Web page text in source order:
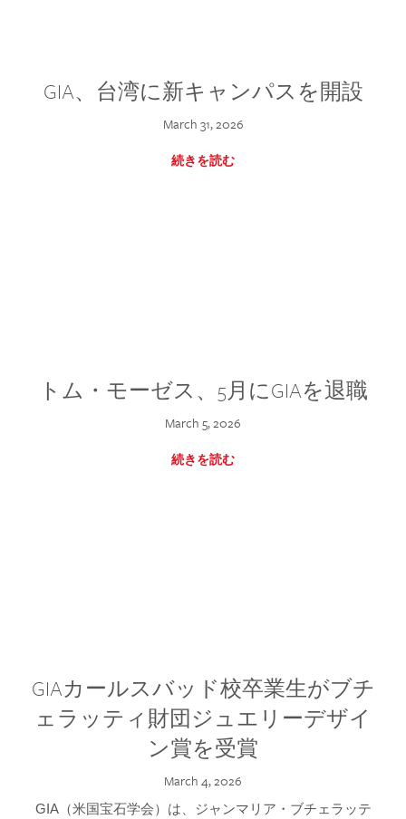
GIA、台湾に新キャンパスを開設
March 31, 2026
続きを読む
トム・モーゼス、5月にGIAを退職
March 5, 2026
続きを読む
GIAカールスバッド校卒業生がブチ
ェラッティ財団ジュエリーデザイ
ン賞を受賞
March 4, 2026
GIA（米国宝石学会）は、ジャンマリア・ブチェラッテ